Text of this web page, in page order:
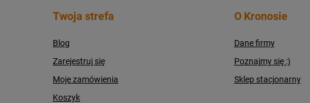
Twoja strefa
Blog
Zarejestruj się
Moje zamówienia
Koszyk
O Kronosie
Dane firmy
Poznajmy się :)
Sklep stacjonarny